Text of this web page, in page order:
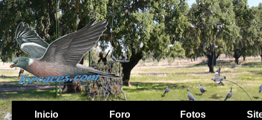
Inicio Foro Fotos